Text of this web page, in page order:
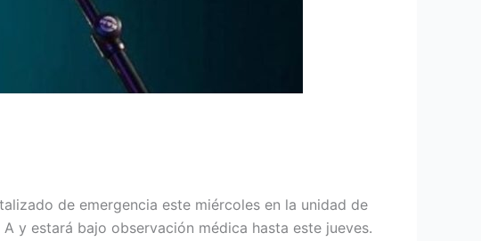
de emergencia este miércoles en la unidad de
y estará bajo observación médica hasta este jueves.